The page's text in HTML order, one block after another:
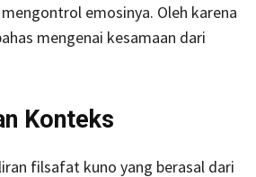
emosinya. Oleh karena
mengenai kesamaan dari
Konteks
filsafat kuno yang berasal dari